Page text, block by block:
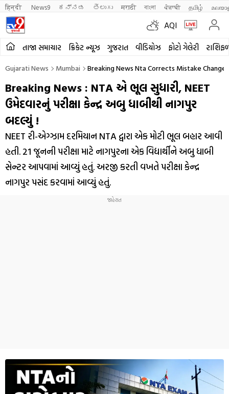
हिन्दी News9 ಕನ್ನಡ తెలుగు मराठी বাংলা ਪੰਜਾਬੀ தமிழ்
AQI
તાજા સમાચાર ક્રિકેટ ન્યૂઝ ગુજરાત વીડિયોઝ ફોટો ગેલેરી
Gujarati News Mumbai Breaking News Nta Corrects Mistake
Breaking News : NTA એ ભૂલ સુધારી, NEET
ઉમેદવારનું પરીક્ષા કેન્દ્ર અબુ ધાબીથી નાગપુર
બદલ્યું !
NEET રી-એગ્ઝામ દરમિયાન NTA દ્વારા એક મોટી ભૂલ બહાર આવી
હતી. 21 જૂનની પરીક્ષા માટે નાગપુરના એક વિદ્યાર્થીને અબુ ધાબી
સેન્ટર આપવામાં આવ્યું હતું. અરજી કરતી વખતે પરીક્ષા કેન્દ્ર
નાગપુર પસંદ કરવામાં આવ્યું હતું.